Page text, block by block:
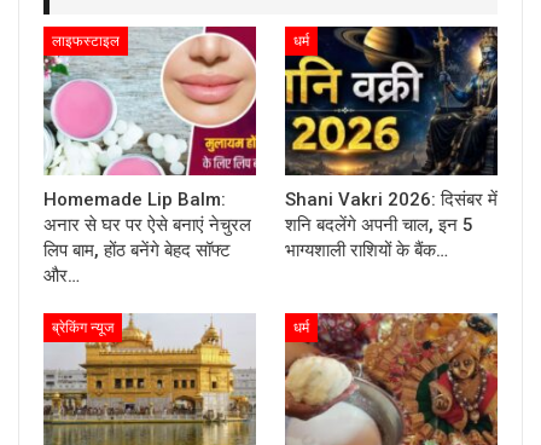
लाइफस्टाइल
Homemade Lip Balm:
अनार से घर पर ऐसे बनाएं नेचुरल
लिप बाम, होंठ बनेंगे बेहद सॉफ्ट
और…
धर्म
Shani Vakri 2026: दिसंबर में
शनि बदलेंगे अपनी चाल, इन 5
भाग्यशाली राशियों के बैंक…
ब्रेकिंग न्यूज धर्म